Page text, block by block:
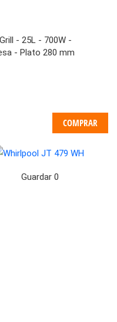
- 25L - 700W -
- Plato 280 mm
COMPRAR
Guardar 0